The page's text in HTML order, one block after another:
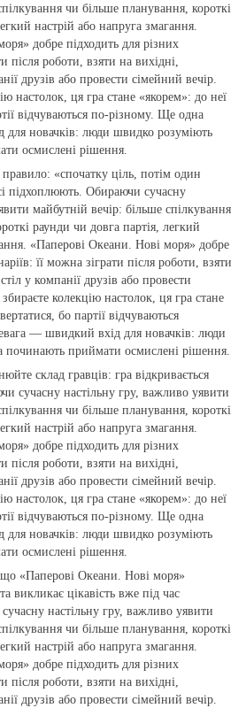
чи більше планування, короткі
настрій або напруга змагання.
добре підходить для різних
після роботи, взяти на вихідні,
друзів або провести сімейний вечір.
настолок, ця гра стане «якорем»: до неї
відчуваються по‑різному. Ще одна
новачків: люди швидко розуміють
осмислені рішення.
«спочатку ціль, потім один
підхоплюють. Обираючи сучасну
майбутній вечір: більше спілкування
раунди чи довга партія, легкий
«Паперові Океани. Нові моря» добре
її можна зіграти після роботи, взяти
у компанії друзів або провести
колекцію настолок, ця гра стане
бо партії відчуваються
— швидкий вхід для новачків: люди
починають приймати осмислені рішення.
склад гравців: гра відкривається
сучасну настільну гру, важливо уявити
чи більше планування, короткі
настрій або напруга змагання.
добре підходить для різних
після роботи, взяти на вихідні,
друзів або провести сімейний вечір.
настолок, ця гра стане «якорем»: до неї
відчуваються по‑різному. Ще одна
новачків: люди швидко розуміють
осмислені рішення.
«Паперові Океани. Нові моря»
викликає цікавість вже під час
настільну гру, важливо уявити
чи більше планування, короткі
настрій або напруга змагання.
добре підходить для різних
після роботи, взяти на вихідні,
друзів або провести сімейний вечір.